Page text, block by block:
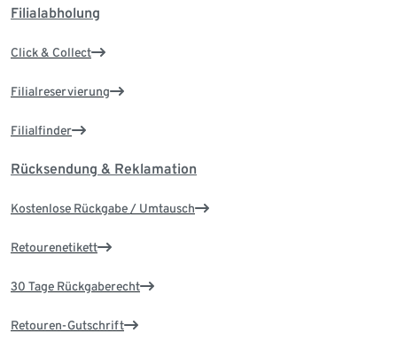
Filialabholung
Click & Collect
Filialreservierung
Filialfinder
Rücksendung & Reklamation
Kostenlose Rückgabe / Umtausch
Retourenetikett
30 Tage Rückgaberecht
Retouren-Gutschrift